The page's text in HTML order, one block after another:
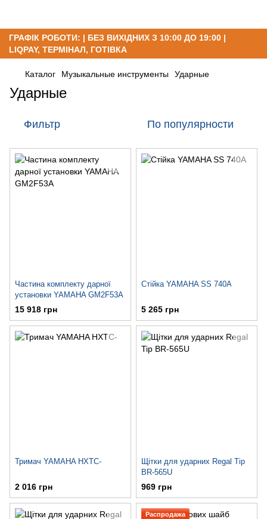
ГРАФІК РОБОТИ: | БЕЗ ВИХІДНИХ З 10:00 ДО 19:00 |
LIQPAY, ТЕРМІНАЛ, ГОТІВКА
Каталог Музыкальные инструменты Ударные
Ударные
Фильтр По популярности
Частина комплекту дарної
установки YAMAHA GM2F53A
15 918 грн
Стійка YAMAHA SS 740A
5 265 грн
Тримач YAMAHA HXTC-
2 016 грн
Щітки для ударних Regal Tip
BR-565U
969 грн
Распродажа